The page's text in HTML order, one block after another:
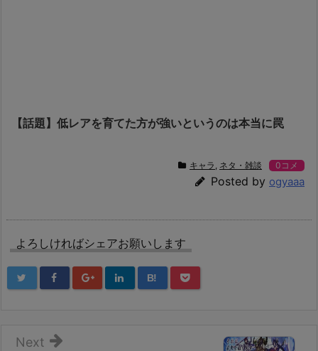
【話題】低レアを育てた方が強いというのは本当に罠
キャラ , ネタ・雑談 0コメ
Posted by ogyaaa
よろしければシェアお願いします
B!
Next